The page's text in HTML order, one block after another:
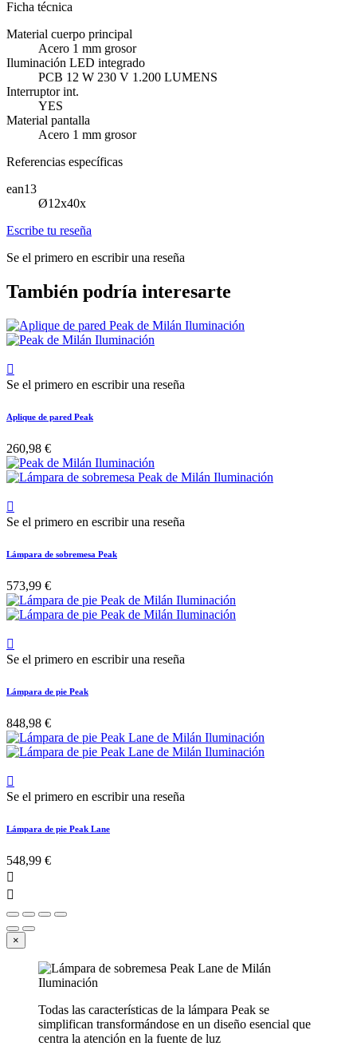
Ficha técnica
Material cuerpo principal
Acero 1 mm grosor
Iluminación LED integrado
PCB 12 W 230 V 1.200 LUMENS
Interruptor int.
YES
Material pantalla
Acero 1 mm grosor
Referencias específicas
ean13
Ø12x40x
Escribe tu reseña
Se el primero en escribir una reseña
También podría interesarte

Se el primero en escribir una reseña
Aplique de pared Peak
260,98 €

Se el primero en escribir una reseña
Lámpara de sobremesa Peak
573,99 €

Se el primero en escribir una reseña
Lámpara de pie Peak
848,98 €

Se el primero en escribir una reseña
Lámpara de pie Peak Lane
548,99 €


×
Todas las características de la lámpara Peak se
simplifican transformándose en un diseño esencial que
centra la atención en la fuente de luz